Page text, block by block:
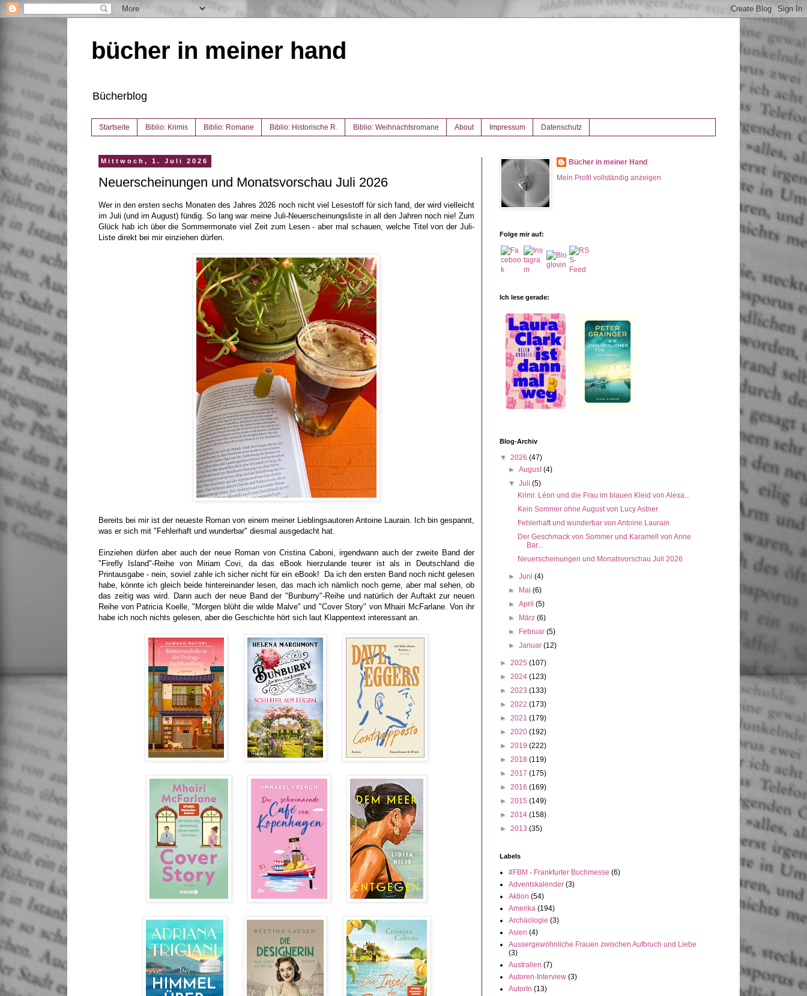
bücher in meiner hand
Bücherblog
Startseite Biblio: Krimis Biblio: Romane Biblio: Historische R. Biblio: Weihnachtsromane About Impressum Datenschutz
Mittwoch, 1. Juli 2026
Neuerscheinungen und Monatsvorschau Juli 2026
Wer in den ersten sechs Monaten des Jahres 2026 noch nicht viel Lesestoff für sich fand, der wird vielleicht
im Juli (und im August) fündig. So lang war meine Juli-Neuerscheinungsliste in all den Jahren noch nie! Zum
Glück hab ich über die Sommermonate viel Zeit zum Lesen - aber mal schauen, welche Titel von der Juli-
Liste direkt bei mir einziehen dürfen.
Bereits bei mir ist der neueste Roman von einem meiner Lieblingsautoren Antoine Laurain. Ich bin gespannt,
was er sich mit "Fehlerhaft und wunderbar" diesmal ausgedacht hat.
Einziehen dürfen aber auch der neue Roman von Cristina Caboni, irgendwann auch der zweite Band der
"Firefly Island"-Reihe von Miriam Covi, da das eBook hierzulande teurer ist als in Deutschland die
Printausgabe - nein, soviel zahle ich sicher nicht für ein eBook! Da ich den ersten Band noch nicht gelesen
habe, könnte ich gleich beide hintereinander lesen, das mach ich nämlich noch gerne, aber mal sehen, ob
das zeitig was wird. Dann auch der neue Band der "Bunburry"-Reihe und natürlich der Auftakt zur neuen
Reihe von Patricia Koelle, "Morgen blüht die wilde Malve" und "Cover Story" von Mhairi McFarlane. Von ihr
habe ich noch nichts gelesen, aber die Geschichte hört sich laut Klappentext interessant an.
Bücher in meiner Hand
Mein Profil vollständig anzeigen
Folge mir auf:
Ich lese gerade:
Blog-Archiv
▼ 2026 (47)
►August(4)
▼Juli(5)
Krimi: Léon und die Frau im blauen Kleid von Alexa...
Kein Sommer ohne August von Lucy Astner
Fehlerhaft und wunderbar von Antoine Laurain
Der Geschmack von Sommer und Karamell von Anne
Bar...
Neuerscheinungen und Monatsvorschau Juli 2026
►Juni(4)
►
Mai(6)
►April(5)
►
März(6)
►
Februar(5)
►Januar(12)
► 2025 (107)
► 2024 (123)
► 2023 (133)
► 2022 (173)
► 2021 (179)
► 2020 (192)
► 2019 (222)
► 2018 (119)
► 2017 (175)
► 2016 (169)
► 2015 (149)
► 2014 (158)
► 2013 (35)
Labels
#FBM - Frankfurter Buchmesse (6)
Adventskalender (3)
Aktion (54)
Amerika (194)
Archäologie (3)
Asien (4)
Aussergewöhnliche Frauen zwischen Aufbruch und Liebe
(3)
Australien (7)
Autoren-Interview (3)
AutorIn (13)